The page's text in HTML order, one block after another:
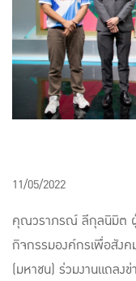
11/05/2022
คุณวราภรณ์ ลีกุลนิมิต ผู้
กิจกรรมองค์กรเพื่อสัง
(มหาชน) ร่วมงานแถลงข่